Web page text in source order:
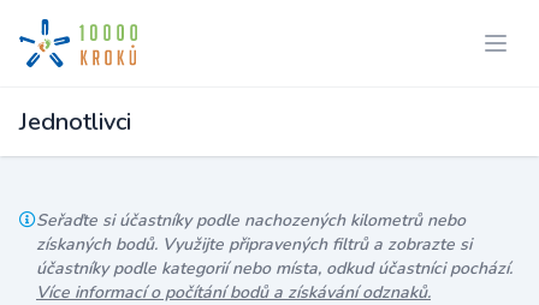
Jednotlivci
Seřaďte si účastníky podle nachozených kilometrů nebo
získaných bodů. Využijte připravených filtrů a zobrazte si
účastníky podle kategorií nebo místa, odkud účastníci pochází.
Více informací o počítání bodů a získávání odznaků.